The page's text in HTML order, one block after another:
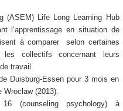
(ASEM) Life Long Learning Hub
l’apprentissage en situation de
à comparer selon certaines
collectifs concernant leurs
travail.
Duisburg-Essen pour 3 mois en
Wroclaw (2013).
(counseling psychology) à